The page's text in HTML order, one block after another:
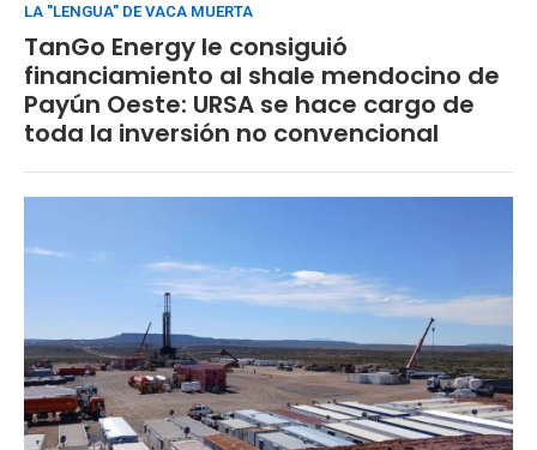
LA "LENGUA" DE VACA MUERTA
TanGo Energy le consiguió
financiamiento al shale mendocino de
Payún Oeste: URSA se hace cargo de
toda la inversión no convencional